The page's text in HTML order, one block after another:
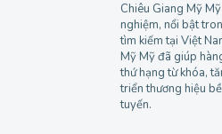
Chiêu Giang Mỹ
nghiệm, nổi bật
tìm kiếm tại Việt
Mỹ Mỹ đã giúp
thứ hạng từ khóa,
triển thương hiệu
tuyến.